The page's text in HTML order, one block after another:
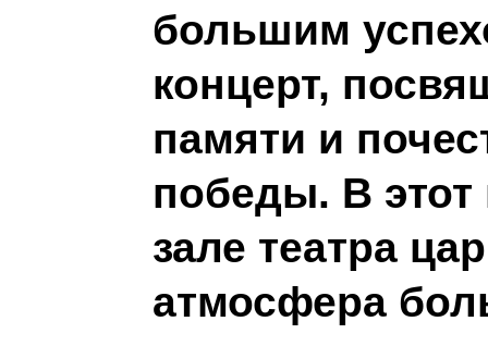
большим
концерт,
памяти и
победы. В этот
зале театра
атмосфера